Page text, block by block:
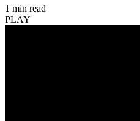
1 min read
PLAY